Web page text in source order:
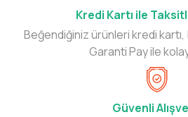
Kredi Kartı ile
Beğendiğiniz ürünleri kredi
Garanti Pay ile
Güvenli